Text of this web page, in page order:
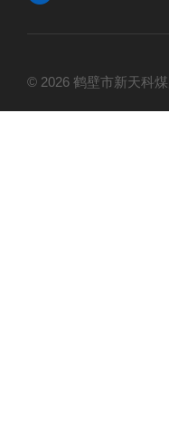
© 2026 鹤壁市新天科